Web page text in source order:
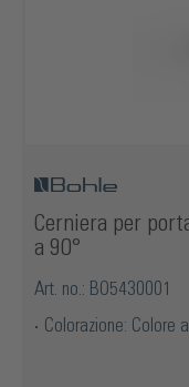
Cerniera per
a 90°
Art. no.: BO5430001
Colorazione: Colore